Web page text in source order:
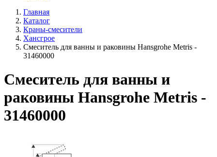
Главная
Каталог
Краны-смесители
Хансгрое
Смеситель для ванны и раковины Hansgrohe Metris -
31460000
Смеситель для ванны и
раковины Hansgrohe Metris -
31460000